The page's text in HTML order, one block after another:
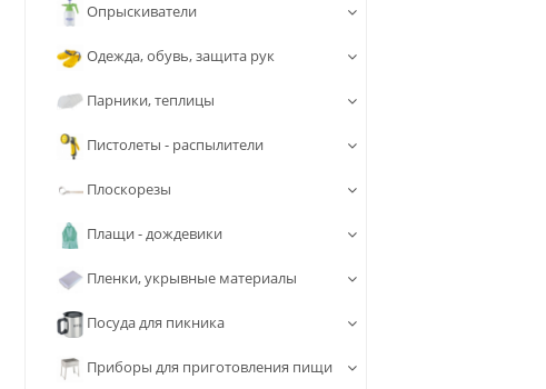
Опрыскиватели
Одежда, обувь, защита рук
Парники, теплицы
Пистолеты - распылители
Плоскорезы
Плащи - дождевики
Пленки, укрывные материалы
Посуда для пикника
Приборы для приготовления пищи